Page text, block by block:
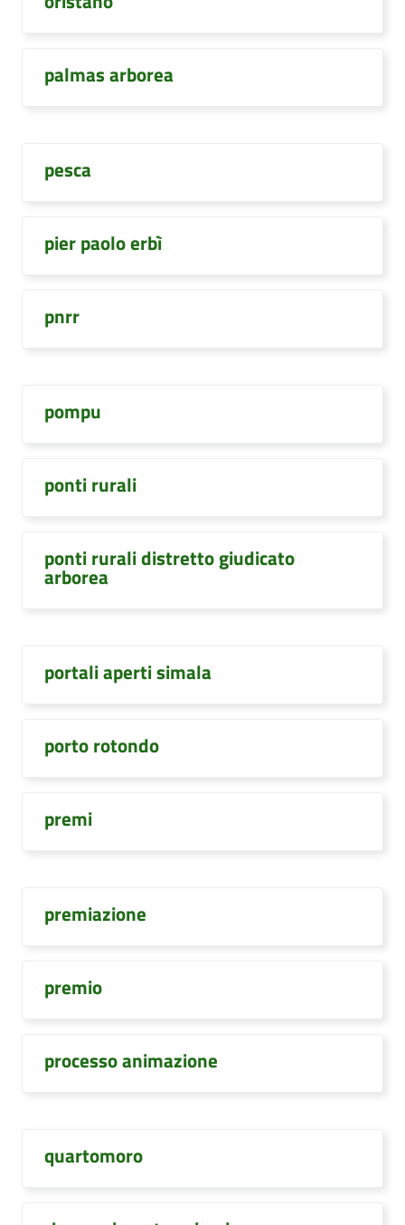
palmas arborea
pesca
pier paolo erbì
pnrr
pompu
ponti rurali
ponti rurali distretto giudicato
arborea
portali aperti simala
porto rotondo
premi
premiazione
premio
processo animazione
quartomoro